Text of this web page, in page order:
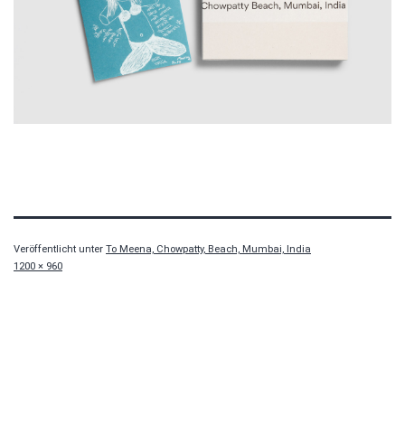
Veröffentlicht unter To Meena, Chowpatty, Beach, Mumbai, India
Originalgröße
1200 × 960